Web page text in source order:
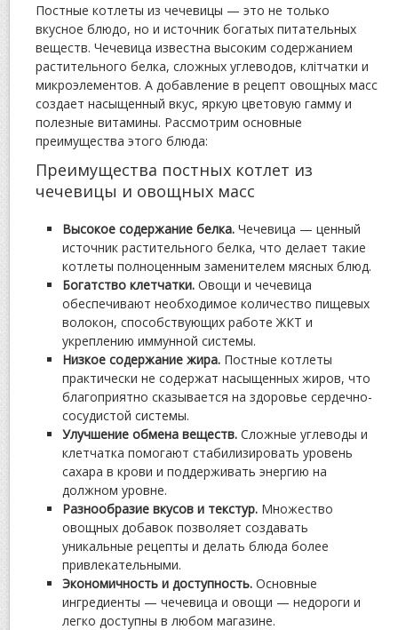
Постные котлеты из чечевицы — это не только
вкусное блюдо, но и источник богатых питательных
веществ. Чечевица известна высоким содержанием
растительного белка, сложных углеводов, клітчатки и
микроэлементов. А добавление в рецепт овощных масс
создает насыщенный вкус, яркую цветовую гамму и
полезные витамины. Рассмотрим основные
преимущества этого блюда:
Преимущества постных котлет из
чечевицы и овощных масс
Высокое содержание белка. Чечевица — ценный
источник растительного белка, что делает такие
котлеты полноценным заменителем мясных блюд.
Богатство клетчатки. Овощи и чечевица
обеспечивают необходимое количество пищевых
волокон, способствующих работе ЖКТ и
укреплению иммунной системы.
Низкое содержание жира. Постные котлеты
практически не содержат насыщенных жиров, что
благоприятно сказывается на здоровье сердечно-
сосудистой системы.
Улучшение обмена веществ. Сложные углеводы и
клетчатка помогают стабилизировать уровень
сахара в крови и поддерживать энергию на
должном уровне.
Разнообразие вкусов и текстур. Множество
овощных добавок позволяет создавать
уникальные рецепты и делать блюда более
привлекательными.
Экономичность и доступность. Основные
ингредиенты — чечевица и овощи — недороги и
легко доступны в любом магазине.